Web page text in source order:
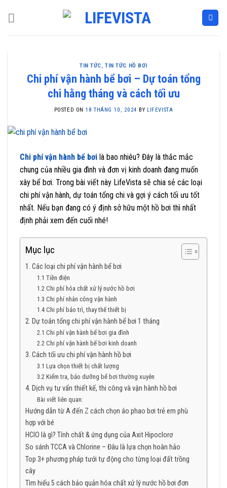
TIN TỨC,TIN TỨC HỒ BƠI
Chi phí vận hành bể bơi – Dự toán tổng
chi hằng tháng và cách tối ưu
POSTED ON 18 THÁNG 10, 2024 BY LIFEVISTA
Chi phí vận hành bể bơi là bao nhiêu? Đây là thắc mắc
chung của nhiều gia đình và đơn vị kinh doanh đang muốn
xây bể bơi. Trong bài viết này LifeVista sẽ chia sẻ các loại
chi phí vận hành, dự toán tổng chi và gợi ý cách tối ưu tốt
nhất. Nếu bạn đang có ý định sở hữu một hồ bơi thì nhất
định phải xem đến cuối nhé!
Mục lục
1. Các loại chi phí vận hành bể bơi
1.1 Tiền điện
1.2 Chi phí hóa chất xử lý nước hồ bơi
1.3 Chi phí nhân công vận hành
1.4 Chi phí bảo trì, thay thế thiết bị
2. Dự toán tổng chi phí vận hành bể bơi 1 tháng
2.1 Chi phí vận hành bể bơi gia đình
2.2 Chi phí vận hành bể bơi kinh doanh
3. Cách tối ưu chi phí vận hành hồ bơi
3.1 Lựa chọn thiết bị chất lượng
3.2 Kiểm tra, bảo dưỡng bể bơi thường xuyên
4. Dịch vụ tư vấn thiết kế, thi công và vận hành hồ bơi
Bài viết liên quan:
Hướng dẫn từ A đến Z cách chọn áo phao bơi trẻ em phù
hợp với bé
HClO là gì? Tính chất & ứng dụng của Axit Hipoclorơ
So sánh TCCA và Chlorine – Đâu là lựa chọn hoàn hảo
Top 3+ phương pháp tưới tự động cho từng loại đất trồng
cây
Tìm hiểu 5 cách bảo quản hóa chất xử lý nước hồ bơi đơn